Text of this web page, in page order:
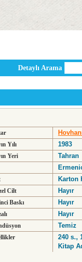
Detaylı Arama
Yılı 1983
Yeri Tahran
Karton
Cilt Hayır
Baskı Hayır
Hayır
Temiz
240 s.,
Kitap